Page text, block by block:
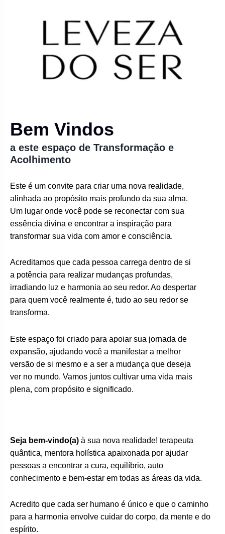
Bem Vindos
a este espaço de Transformação e
Acolhimento
Este é um convite para criar uma nova realidade,
alinhada ao propósito mais profundo da sua alma.
Um lugar onde você pode se reconectar com sua
essência divina e encontrar a inspiração para
transformar sua vida com amor e consciência.
Acreditamos que cada pessoa carrega dentro de si
a potência para realizar mudanças profundas,
irradiando luz e harmonia ao seu redor. Ao despertar
para quem você realmente é, tudo ao seu redor se
transforma.
Este espaço foi criado para apoiar sua jornada de
expansão, ajudando você a manifestar a melhor
versão de si mesmo e a ser a mudança que deseja
ver no mundo. Vamos juntos cultivar uma vida mais
plena, com propósito e significado.
Seja bem-vindo(a) à sua nova realidade! terapeuta
quântica, mentora holística apaixonada por ajudar
pessoas a encontrar a cura, equilíbrio, auto
conhecimento e bem-estar em todas as áreas da vida.
Acredito que cada ser humano é único e que o caminho
para a harmonia envolve cuidar do corpo, da mente e do
espírito.